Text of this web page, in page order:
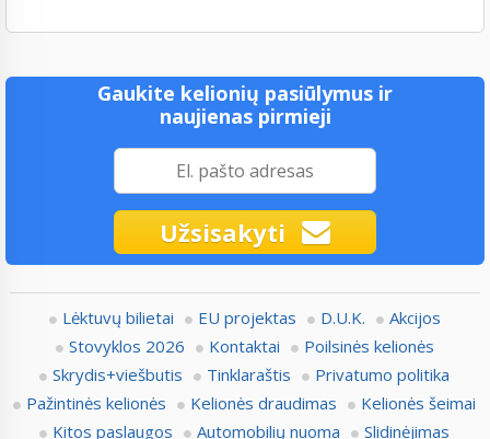
Gaukite kelionių pasiūlymus ir
naujienas pirmieji
Užsisakyti
Lėktuvų bilietai EU projektas D.U.K.
Akcijos
Stovyklos 2026
Kontaktai
Poilsinės kelionės
Skrydis+viešbutis
Tinklaraštis
Privatumo politika
Pažintinės kelionės
Kelionės draudimas
Kelionės šeimai
Kitos paslaugos
Automobilių nuoma Slidinėjimas